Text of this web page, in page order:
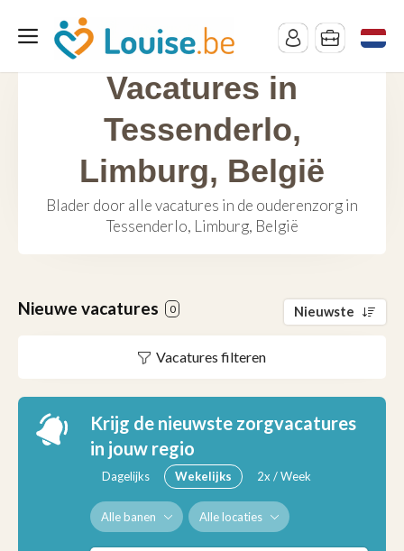
Vacatures in
Tessenderlo,
Limburg, België
Blader door alle vacatures in de ouderenzorg in
Tessenderlo, Limburg, België
Nieuwe vacatures 0 Nieuwste
Vacatures filteren
Krijg de nieuwste zorgvacatures
in jouw regio
Dagelijks Wekelijks 2x / Week
Alle banen Alle locaties